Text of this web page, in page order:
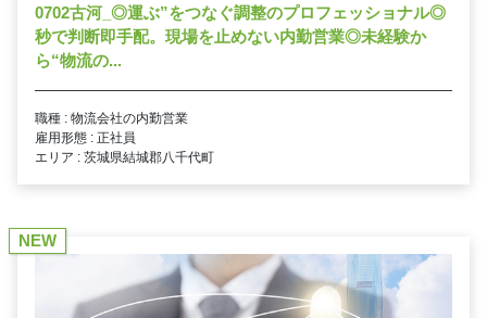
0702古河_◎運ぶ”をつなぐ調整のプロフェッショナル◎
秒で判断即手配。現場を止めない内勤営業◎未経験か
ら“物流の...
職種 : 物流会社の内勤営業
雇用形態 : 正社員
エリア : 茨城県結城郡八千代町
NEW